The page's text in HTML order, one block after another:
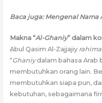
Baca juga: Mengenal Nama
Makna “Al-Ghaniy” dalam
ِAbul Qasim Al-Zajjajiy
“Ghaniydalam bahasa Arab
membutuhkan orang lain.
membutuhkan siapa pun,
kebutuhan, sebagaimana